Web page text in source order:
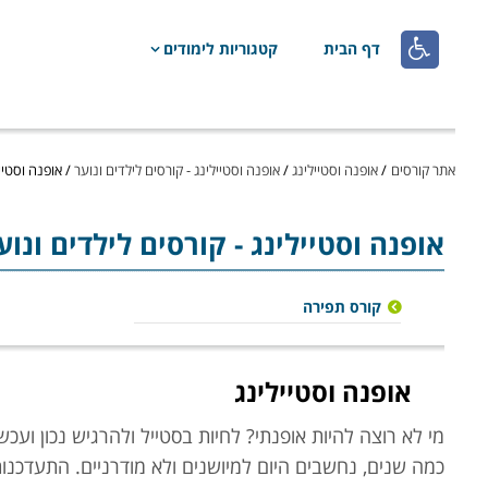
 דף הבית קטגוריות לימודים
אתר קורסים /אופנה וסטיילינג/אופנה וסטיילינג - קורסים לילדים ונוער/אופנה
אופנה וסטיילינג- קורסים לילדים
קורס תפירה
אופנה וסטיילינג
מי לא רוצה להיות אופנתי? לחיות בסטייל ולהרגיש נכון
כמה שנים, נחשבים היום למיושנים ולא מודרניים.